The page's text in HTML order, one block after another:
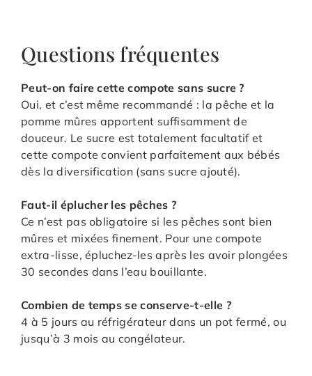
Questions fréquentes
Peut-on faire cette compote sans sucre ?
Oui, et c’est même recommandé : la pêche et la
pomme mûres apportent suffisamment de
douceur. Le sucre est totalement facultatif et
cette compote convient parfaitement aux bébés
dès la diversification (sans sucre ajouté).
Faut-il éplucher les pêches ?
Ce n’est pas obligatoire si les pêches sont bien
mûres et mixées finement. Pour une compote
extra-lisse, épluchez-les après les avoir plongées
30 secondes dans l’eau bouillante.
Combien de temps se conserve-t-elle ?
4 à 5 jours au réfrigérateur dans un pot fermé, ou
jusqu’à 3 mois au congélateur.